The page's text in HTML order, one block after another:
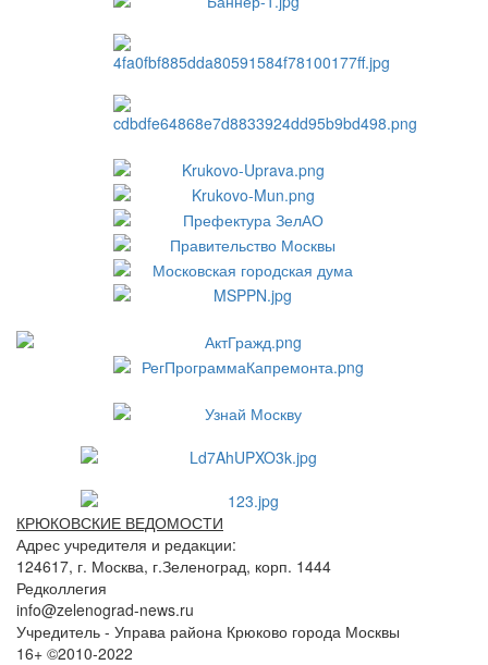
КРЮКОВСКИЕ ВЕДОМОСТИ
Адрес учредителя и редакции:
124617, г. Москва, г.Зеленоград, корп. 1444
Редколлегия
info@zelenograd-news.ru
Учредитель - Управа района Крюково города Москвы
16+ ©2010-2022